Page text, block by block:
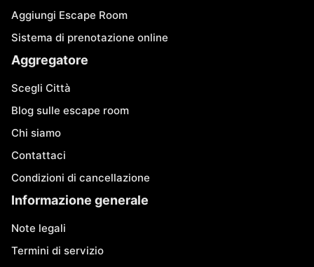
Aggiungi Escape Room
Sistema di prenotazione online
Aggregatore
Scegli Città
Blog sulle escape room
Chi siamo
Contattaci
Condizioni di cancellazione
Informazione generale
Note legali
Termini di servizio